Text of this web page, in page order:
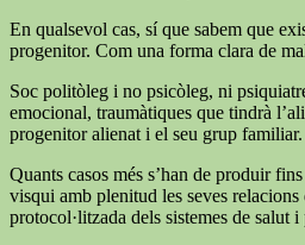
En qualsevol cas, sí que sabem que
progenitor. Com una forma clara de
Soc politòleg i no psicòleg, ni
emocional, traumàtiques que tindrà
progenitor alienat i el seu grup familiar.
Quants casos més s’han de produir
visqui amb plenitud les seves
protocol·litzada dels sistemes de salut